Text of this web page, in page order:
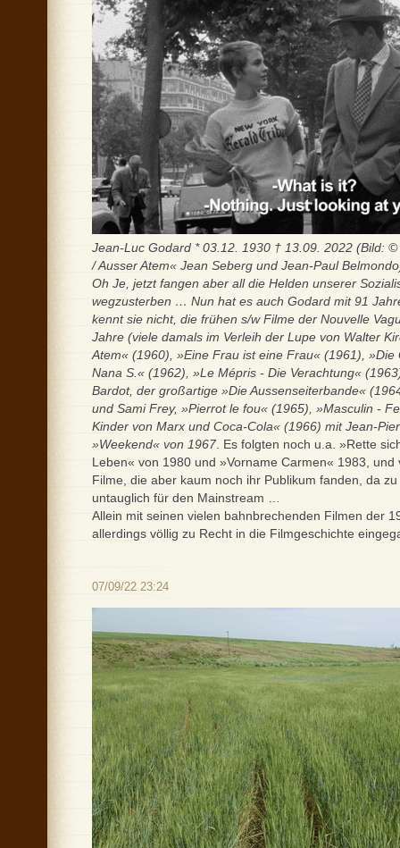
Jean-Luc Godard * 03.12. 1930 † 13.09. 2022 (Bild:
/ Ausser Atem« Jean Seberg und Jean-Paul
Oh Je, jetzt fangen aber all die Helden unserer
wegzusterben … Nun hat es auch Godard mit 91
kennt sie nicht, die frühen s/w Filme der Nouvelle
Jahre (viele damals im Verleih der Lupe von Walter
Atem« (1960), »Eine Frau ist eine Frau« (1961), »Die
Nana S.« (1962), »Le Mépris - Die Verachtung«
Bardot, der großartige »Die Aussenseiterbande«
und Sami Frey, »Pierrot le fou« (1965), »Masculin -
Kinder von Marx und Coca-Cola« (1966) mit Jean-
»Weekend« von 1967 . Es folgten noch u.a. »Rette
Leben« von 1980 und »Vorname Carmen« 1983, und
Filme, die aber kaum noch ihr Publikum fanden, da
untauglich für den Mainstream …
Allein mit seinen vielen bahnbrechenden Filmen der
allerdings völlig zu Recht in die Filmgeschichte
07/09/22 23:24